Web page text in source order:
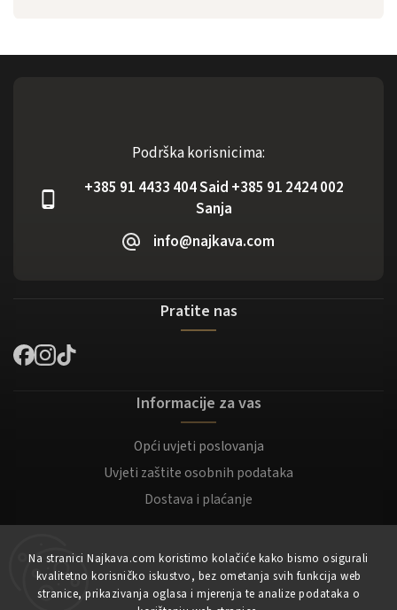
Na stranici Najkava.com koristimo kolačiće kako bismo osigurali
kvalitetno korisničko iskustvo, bez ometanja svih funkcija web
stranice, prikazivanja oglasa i mjerenja te analize podataka o
Podrška korisnicima:
+385 91 4433 404 Said +385 91 2424 002
Sanja
info@najkava.com
Pratite nas
Informacije za vas
Opći uvjeti poslovanja
Uvjeti zaštite osobnih podataka
Dostava i plaćanje
Moj račun